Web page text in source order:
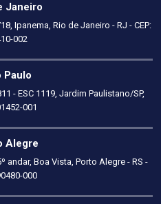
Janeiro
Ipanema, Rio de Janeiro - RJ - CEP:
002
Paulo
- ESC 1119, Jardim Paulistano/SP,
001
Alegre
andar, Boa Vista, Porto Alegre - RS -
000